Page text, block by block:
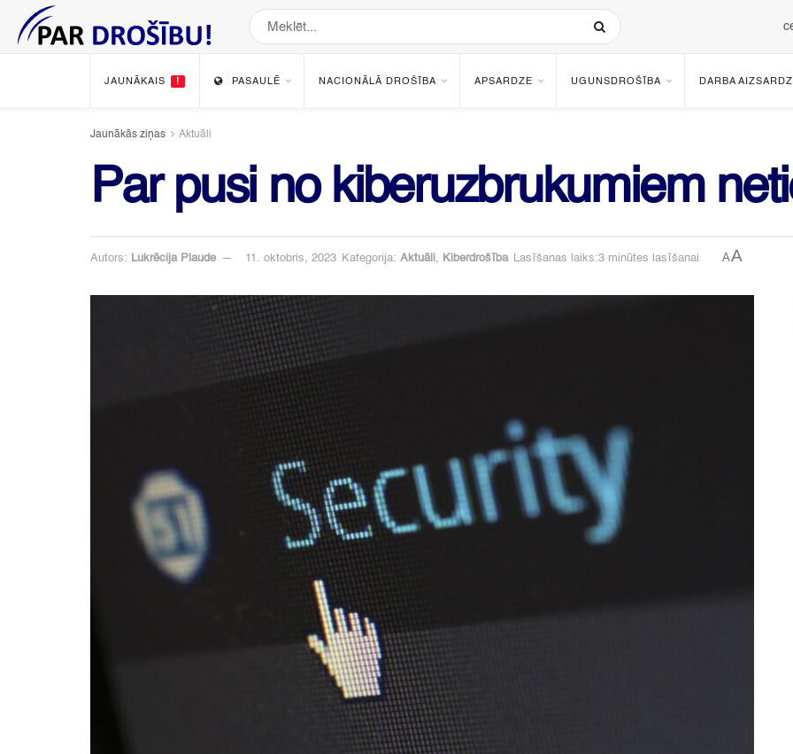
JAUNĀKAIS ! PASAULĒ NACIONĀLĀ DROŠĪBA APSARDZE UGUNSDROŠĪBA DARBA
Jaunākās ziņas Aktuāli
Par pusi no kiberuzbrukumiem
Autors: Lukrēcija Plaude 11. oktobris, 2023 Kategorija: Aktuāli, Kiberdrošība Lasīšanas laiks:3 minūtes lasīšanai AA